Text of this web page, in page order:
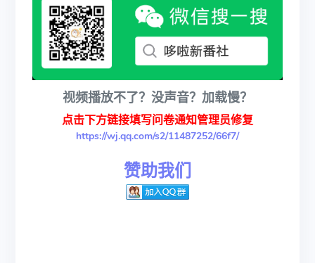
视频播放不了？没声音？加载慢？
点击下方链接填写问卷通知管理员修复
https://wj.qq.com/s2/11487252/66f7/
赞助我们